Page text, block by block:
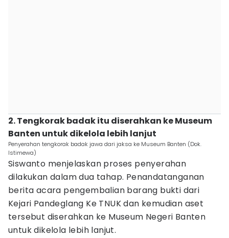
2. Tengkorak badak itu diserahkan ke Museum
Banten untuk dikelola lebih lanjut
Penyerahan tengkorak badak jawa dari jaksa ke Museum Banten (Dok.
Istimewa)
Siswanto menjelaskan proses penyerahan
dilakukan dalam dua tahap. Penandatanganan
berita acara pengembalian barang bukti dari
Kejari Pandeglang Ke TNUK dan kemudian aset
tersebut diserahkan ke Museum Negeri Banten
untuk dikelola lebih lanjut.